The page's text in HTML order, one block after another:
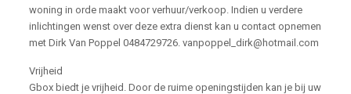
woning in orde maakt voor verhuur/verkoop. Indien u verdere
inlichtingen wenst over deze extra dienst kan u contact opnemen
met Dirk Van Poppel 0484729726. vanpoppel_dirk@hotmail.com
Vrijheid
Gbox biedt je vrijheid. Door de ruime openingstijden kan je bij uw